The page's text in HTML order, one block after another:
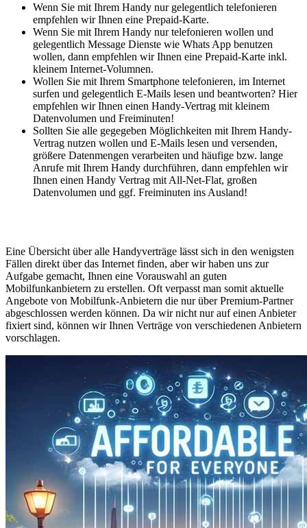
Wenn Sie mit Ihrem Handy nur gelegentlich telefonieren
empfehlen wir Ihnen eine Prepaid-Karte.
Wenn Sie mit Ihrem Handy nur telefonieren wollen und
gelegentlich Message Dienste wie Whats App benutzen
wollen, dann empfehlen wir Ihnen eine Prepaid-Karte inkl.
kleinem Internet-Volumnen.
Wollen Sie mit Ihrem Smartphone telefonieren, im Internet
surfen und gelegentlich E-Mails lesen und beantworten? Hier
empfehlen wir Ihnen einen Handy-Vertrag mit kleinem
Datenvolumen und Freiminuten!
Sollten Sie alle gegegeben Möglichkeiten mit Ihrem Handy-
Vertrag nutzen wollen und E-Mails lesen und versenden,
größere Datenmengen verarbeiten und häufige bzw. lange
Anrufe mit Ihrem Handy durchführen, dann empfehlen wir
Ihnen einen Handy Vertrag mit All-Net-Flat, großen
Datenvolumen und ggf. Freiminuten ins Ausland!
Eine Übersicht über alle Handyverträge lässt sich in den wenigsten
Fällen direkt über das Internet finden, aber wir haben uns zur
Aufgabe gemacht, Ihnen eine Vorauswahl an guten
Mobilfunkanbietern zu erstellen. Oft verpasst man somit aktuelle
Angebote von Mobilfunk-Anbietern die nur über Premium-Partner
abgeschlossen werden können. Da wir nicht nur auf einen Anbieter
fixiert sind, können wir Ihnen Verträge von verschiedenen Anbietern
vorschlagen.